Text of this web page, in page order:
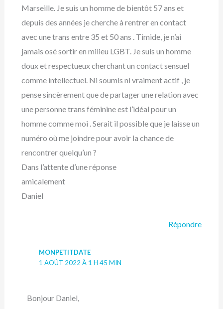
Marseille. Je suis un homme de bientôt 57 ans et
depuis des années je cherche à rentrer en contact
avec une trans entre 35 et 50 ans . Timide, je n’ai
jamais osé sortir en milieu LGBT. Je suis un homme
doux et respectueux cherchant un contact sensuel
comme intellectuel. Ni soumis ni vraiment actif , je
pense sincèrement que de partager une relation avec
une personne trans féminine est l’idéal pour un
homme comme moi . Serait il possible que je laisse un
numéro où me joindre pour avoir la chance de
rencontrer quelqu’un ?
Dans l’attente d’une réponse
amicalement
Daniel
Répondre
MONPETITDATE
1 AOÛT 2022 À 1 H 45 MIN
Bonjour Daniel,